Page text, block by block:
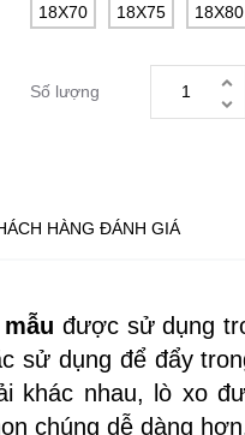
18X70 18X75 18X80
Số lượng
HÀNG ĐÁNH GIÁ
được sử dụng
sử dụng để đẩy
khác nhau, lò xo
chúng dễ dàng